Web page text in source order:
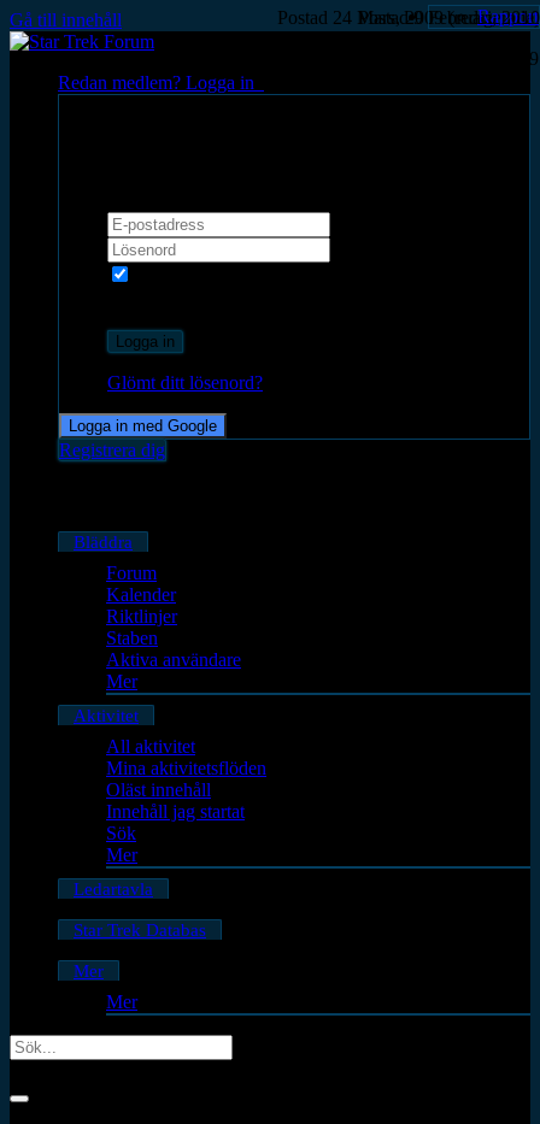
Gå till innehåll
Redan medlem? Logga in
Logga in
Glömt ditt lösenord?
Logga in med Google
Registrera dig
Bläddra
Forum
Kalender
Riktlinjer
Staben
Aktiva användare
Mer
Aktivitet
All aktivitet
Mina aktivitetsflöden
Oläst innehåll
Innehåll jag startat
Sök
Mer
Ledartavla
Star Trek Databas
Mer
Mer
Postad 24 Mars, 2009 (redigerade)
Rapport
12 Juni, 2009
Postad9 Februari, 2010